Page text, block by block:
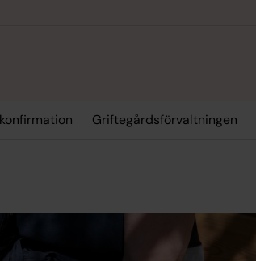
Griftegårdsförvaltningen